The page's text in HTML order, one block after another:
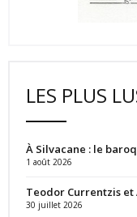
LES PLUS
À Silvacane : le
1 août 2026
Teodor Currentzis
30 juillet 2026